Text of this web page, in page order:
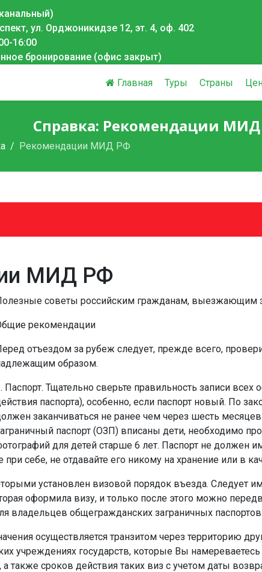
ул. Орджоникидзе 12, эт. 4, оф. 402
16:00
бронирование (офис закрыт)
Главная Туры Страны
Справка: Рекомендации
Рекомендации МИД РФ
МИД РФ
советы российским гражданам, выезжающим
рекомендации
отъездом за рубеж следует, прежде всего,
образом.
Паспорт. Тщательно сверьте правильность записи
паспорта), особенно, если паспорт новый. По
заканчиваться не ранее чем через шесть
паспорт (ОЗП) вписаны дети, необходимо
для детей старше 6 лет. Паспорт не должен
при себе, не отдавайте его никому на хранение или в
установлен визовой порядок въезда. Следует
оформила визу, и только после этого можно
владельцев общегражданских заграничных
осуществляется транзитом через территорию
учреждениях государств, которые Вы
также сроков действия таких виз с учетом даты